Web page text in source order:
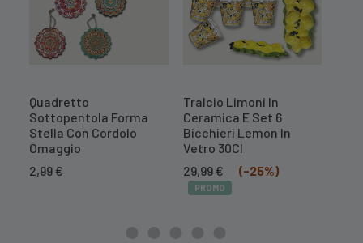
Quadretto
Sottopentola Forma
Stella Con Cordolo
Omaggio
2,99€
Tralcio Limoni In
Ceramica E Set 6
Bicchieri Lemon In
Vetro 30Cl
Il
prezzo
originale
39,99 €.
29,99€
prezzo
(-25%)
PROMO